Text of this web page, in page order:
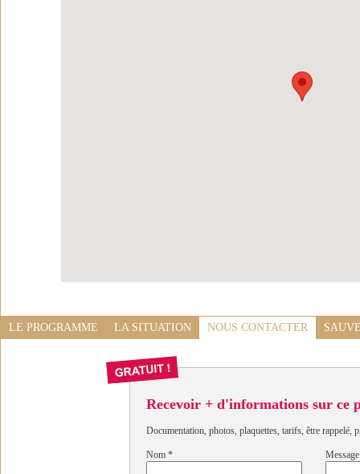
LE PROGRAMME LA SITUATION NOUS CONTACTER
Recevoir + d'informations sur ce
Documentation, photos, plaquettes, tarifs, être rappelé,
Nom * Message